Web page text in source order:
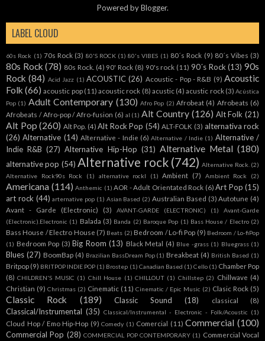
Powered byBlogger.
LABEL CLOUD
60s Rock (1) 70s Rock (3) 80'S ROCK (1) 80's VIBES (1) 80´s Rock (9) 80´s Vibes (3)
80s Rock (78) 80s Rock. (4) 90' Rock (8) 90's rock (11) 90´s Rock (13) 90s
Rock (84) Acid Jazz (1) ACOUSTIC (26) Acoustic - Pop - R&B (9) Acoustic
Folk (66) acoustic pop (11) acoustic rock (8) acustic (4) acustic rock (3) Acústica
Pop (1) Adult Contemporary (130) Afro Pop (2) Afrobeat (4) Afrobeats (6)
Afrobeats / Afro-pop / Afro-fusion (6) al (1) Alt Country (126) Alt Folk (21)
Alt Pop (260) Alt Pop. (4) Alt Rock Pop (54) ALT-FOLK (3) alternativa rock
(26) Alternative (14) Alternative - Indie (6) Alternative / Indie (1) Alternative /
Indie R&B (27) Alternative Hip-Hop (31) Alternative Metal (180)
alternative pop (54) Alternative rock (742) Alternative Rock. (2)
Alternative Rock90s Rock
(1) alternative rockl (1) Ambient (7) Ambient Rock (2)
Americana (114) Anthemic (1) AOR - Adult Orientated Rock (6) Art Pop (15)
art rock (44) arternative pop (1) Asian Based (2) Australian Based (3) Autotune (4)
Avant - Garde (Electronic)
(3) AVANT-GARDE (ELECTRONIC) (1)
Avant-Garde
(Electronic).Electronic (1) Balada (3) Banda (2) Baroque Pop (1) Bass House / Electro (2)
Bass House / Electro House (7) Beats (2) Bedroom / Lo-fi Pop (9) Bedroom / Lo-fiPop
(1) Bedroom Pop (3) Big Room (13) Black Metal (4) Blue -grass (1) Bluegrass (1)
Blues (27) BoomBap (4) Brazilian BassDream Pop (1) Breakbeat (4) British Based (1)
Britpop (9) BRITPOP INDIE POP (1) Brostep (1) Canadian Based (1) Cello (1) Chamber Pop
(8) CHILDREN'S MUSIC (1) Chill House (1) CHILLOUT (1) Chillstep (2) Chillwave (4)
Christian (9) Christmas (2) Cinematic (11) Cinematic / Epic Music (2) Clasic Rock (5)
Classic Rock (189) Classic Sound (18) classical (8)
Classical/Instrumental (35) Classical/Instrumental - Electronic - Folk/Acoustic (1)
Cloud Hop / Emo Hip-Hop (9) Comedy (1) Comercial (11) Commercial (100)
Commercial Pop (28) COMMERCIAL POP CONTEMPORARY (1) Commercial Vocal